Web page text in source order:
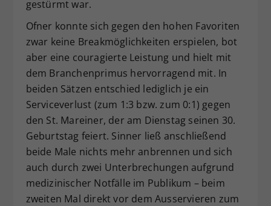
gestürmt war.
Ofner konnte sich gegen den hohen Favoriten
zwar keine Breakmöglichkeiten erspielen, bot
aber eine couragierte Leistung und hielt mit
dem Branchenprimus hervorragend mit. In
beiden Sätzen entschied lediglich je ein
Serviceverlust (zum 1:3 bzw. zum 0:1) gegen
den St. Mareiner, der am Dienstag seinen 30.
Geburtstag feiert. Sinner ließ anschließend
beide Male nichts mehr anbrennen und sich
auch durch zwei Unterbrechungen aufgrund
medizinischer Notfälle im Publikum – beim
zweiten Mal direkt vor dem Ausservieren zum